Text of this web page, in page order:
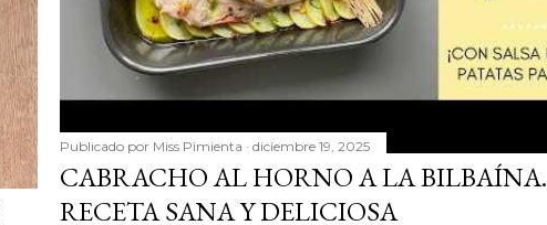
Publicado por Miss Pimienta diciembre 19, 2025
CABRACHO AL HORNO A LA BILBAÍNA.
RECETA SANA Y DELICIOSA